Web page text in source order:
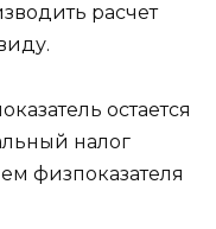
расчет
остается
налог
физпоказателя